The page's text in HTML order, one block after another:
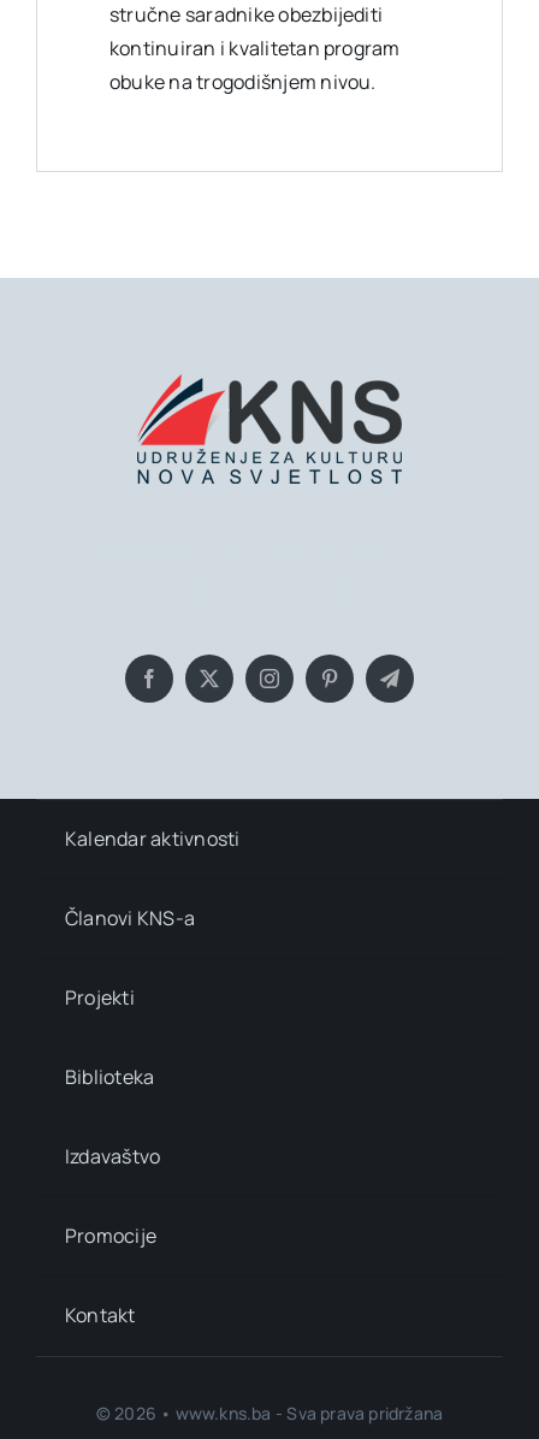
stručne saradnike obezbijediti
kontinuiran i kvalitetan program
obuke na trogodišnjem nivou.
Kalendar aktivnosti
Članovi KNS-a
Projekti
Biblioteka
Izdavaštvo
Promocije
Kontakt
© 2026 • www.kns.ba - Sva prava pridržana